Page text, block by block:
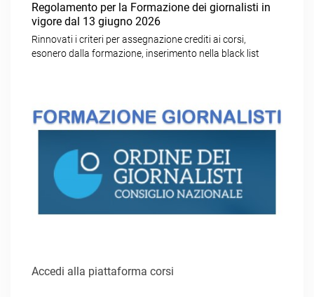
Regolamento per la Formazione dei giornalisti in
vigore dal 13 giugno 2026
Rinnovati i criteri per assegnazione crediti ai corsi,
esonero dalla formazione, inserimento nella black list
Accedi alla piattaforma corsi